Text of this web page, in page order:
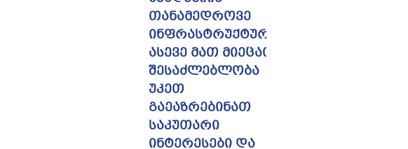
თანამედროვე
ინფრასტრუქტურა,
ასევე მათ მიეცათ
შესაძლებლობა
უკეთ
გაეაზრებინათ
საკუთარი
ინტერესები და